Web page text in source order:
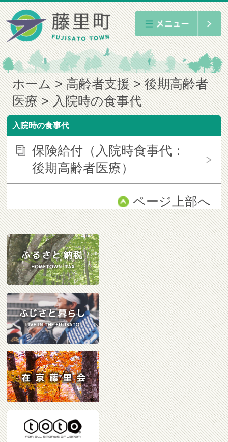
ホーム 高齢者支援
後期高齢者
医療
入院時の食事代
入院時の食事代
保険給付（入院時食事代：
後期高齢者医療）
ページ上部へ